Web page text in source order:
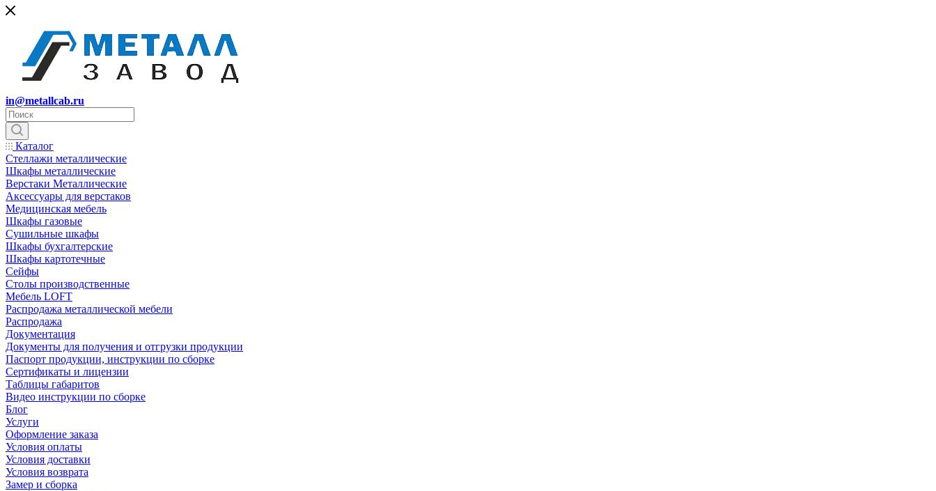
in@metallcab.ru
Каталог
Стеллажи металлические
Шкафы металлические
Верстаки Металлические
Аксессуары для верстаков
Медицинская мебель
Шкафы газовые
Сушильные шкафы
Шкафы бухгалтерские
Шкафы картотечные
Сейфы
Столы производственные
Мебель LOFT
Распродажа металлической мебели
Распродажа
Документация
Документы для получения и отгрузки продукции
Паспорт продукции, инструкции по сборке
Сертификаты и лицензии
Таблицы габаритов
Видео инструкции по сборке
Блог
Услуги
Оформление заказа
Условия оплаты
Условия доставки
Условия возврата
Замер и сборка